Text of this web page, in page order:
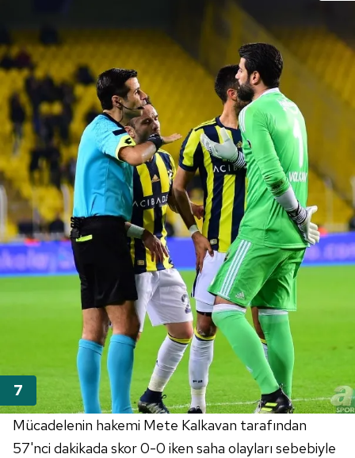
Mücadelenin hakemi Mete Kalkavan tarafından
57'nci dakikada skor 0-0 iken saha olayları sebebiyle